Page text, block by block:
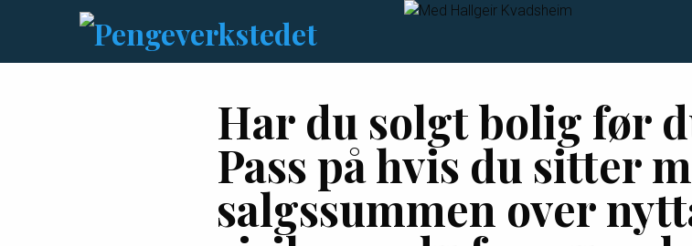
Har du solgt bolig før
Pass på hvis du sitter
salgssummen over